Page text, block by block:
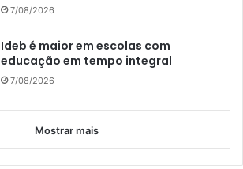
7/08/2026
Ideb é maior em escolas com
educação em tempo integral
7/08/2026
Mostrar mais